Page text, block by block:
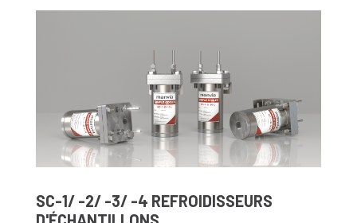
SC-1/ -2/ -3/ -4 REFROIDISSEURS